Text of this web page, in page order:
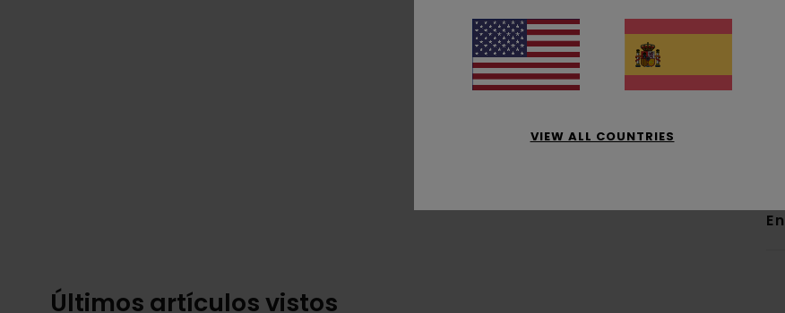
Últimos artículos vistos
VIEW ALL COUNTRIES